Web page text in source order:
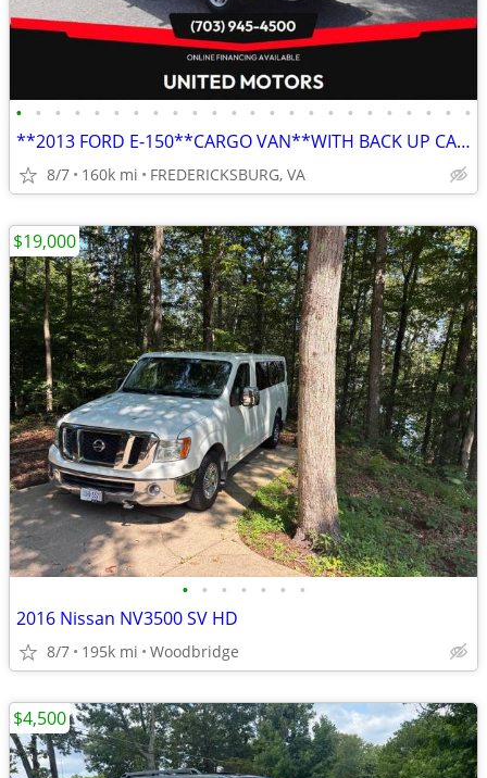
• • • • • • • • • • • • • • • • • • • • • • • •
**2013 FORD E-150**CARGO VAN**WITH BACK UP CAMERA
8/7 160k mi FREDERICKSBURG, VA
• • • • • • •
2016 Nissan NV3500 SV HD
8/7 195k mi Woodbridge
$19,000
$4,500